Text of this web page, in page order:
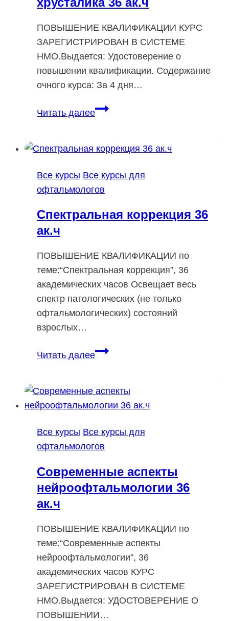
ПОВЫШЕНИЕ КВАЛИФИКАЦИИ КУРС
ЗАРЕГИСТРИРОВАН В СИСТЕМЕ
НМО.Выдается: Удостоверение о
повышении квалификации. Содержание
очного курса: За 4 дня…
Читать далееРефракционная
36
Все курсы Все курсы для
офтальмологов
Спектральная коррекция 36
ак.ч
ПОВЫШЕНИЕ КВАЛИФИКАЦИИ по
теме:“Спектральная коррекция”, 36
академических часов Освещает весь
спектр патологических (не только
офтальмологических) состояний
взрослых…
Читать далееСпектральная
ак.ч
Все курсы Все курсы для
офтальмологов
Современные аспекты
нейроофтальмологии 36
ак.ч
ПОВЫШЕНИЕ КВАЛИФИКАЦИИ по
теме:“Современные аспекты
нейроофтальмологии”, 36
академических часов КУРС
ЗАРЕГИСТРИРОВАН В СИСТЕМЕ
НМО.Выдается: УДОСТОВЕРЕНИЕ О
ПОВЫШЕНИИ…